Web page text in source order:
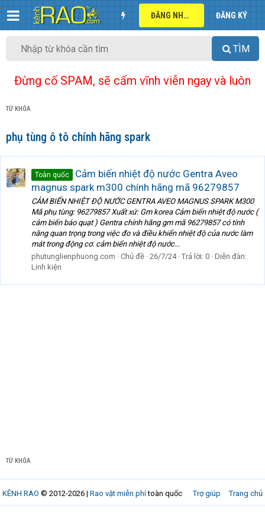
ĐĂNG NHẬP ĐĂNG KÝ
TÌM
Đừng cố SPAM, sẽ cấm vĩnh viễn ngay và luôn
TỪ KHÓA
phụ tùng ô tô chính hãng spark
Toàn quốc
Cảm biến nhiệt độ nước Gentra Aveo
magnus spark m300 chính hãng mã 96279857
CẢM BIẾN NHIỆT ĐỘ NƯỚC GENTRA AVEO MAGNUS SPARK M300
Mã phụ tùng: 96279857 Xuất xứ: Gm korea Cảm biến nhiệt độ nước (
cảm biến báo quạt ) Gentra chính hãng gm mã 96279857 có tính
năng quan trọng trong việc đo và điều khiển nhiệt độ của nước làm
mát trong động cơ. cảm biến nhiệt độ nước...
phutunglienphuong.com
Chủ đề 26/7/24 Trả lời: 0 Diễn đàn:
Linh kiện
TỪ KHÓA
Trợ giúp Trang chủ
KÊNH RAO © 2012-2026 | Rao vặt miễn phítoàn quốc